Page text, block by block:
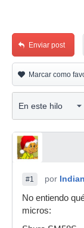
Enviar post
Marcar como
#1 por
No entiendo
micros: